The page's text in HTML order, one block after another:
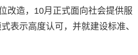
改造，10月正式面向社会提供服
表示高度认可，并就建设标准、